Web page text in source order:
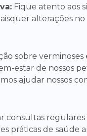
Fique atento aos
alterações
sobre verminoses
estar de nossos
ajudar nossos
consultas
práticas de saúde